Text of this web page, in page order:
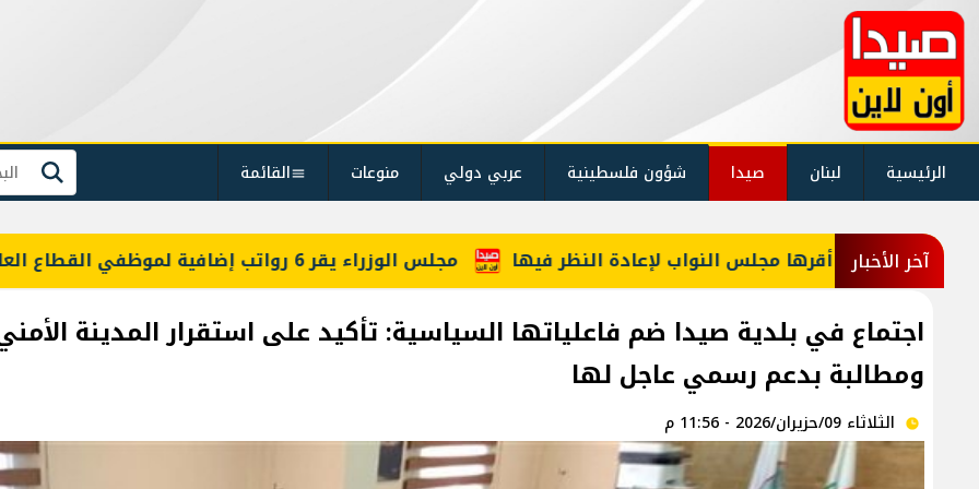
الرئيسية لبنان صيدا شؤون فلسطينية عربي دولي منوعات القائمة بحث
آخر الأخبار معلومات للـLBCI: مجلس الوزراء يقر 6 رواتب إضافية لموظفي القطاع العام وصرف الفروقات بأثر رجعي منذ آذار النواب لإعادة النظر فيها
اجتماع في بلدية صيدا ضم فاعلياتها السياسية: تأكيد على استقرار المدينة
ومطالبة بدعم رسمي عاجل لها
الثلاثاء 09/حزيران/2026 - 11:56 م